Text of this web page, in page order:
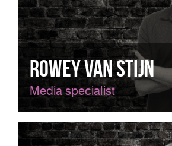
Rowey van Stijn
Media specialist